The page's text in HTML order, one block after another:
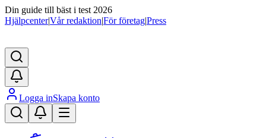
Din guide till bäst i test 2026
Hjälpcenter|Vår redaktion|För företag|Press
Logga inSkapa konto